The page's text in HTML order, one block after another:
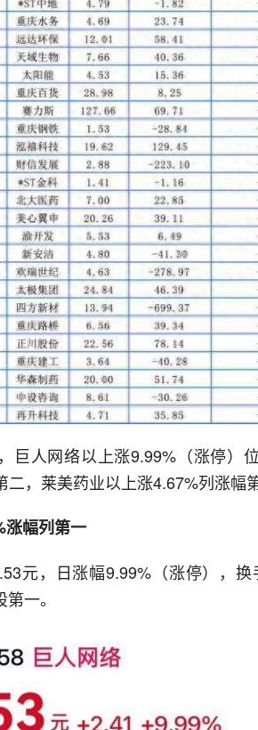
巨人网络以上涨9.99%（涨停）
二，莱美药业以上涨4.67%列涨幅
涨幅列第一
元，日涨幅9.99%（涨停），
一。